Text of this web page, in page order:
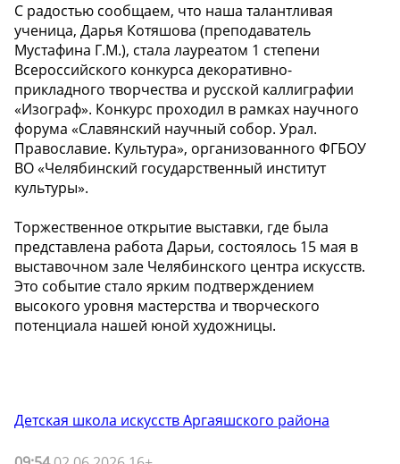
С радостью сообщаем, что наша талантливая
ученица, Дарья Котяшова (преподаватель
Мустафина Г.М.), стала лауреатом 1 степени
Всероссийского конкурса декоративно-
прикладного творчества и русской каллиграфии
«Изограф». Конкурс проходил в рамках научного
форума «Славянский научный собор. Урал.
Православие. Культура», организованного ФГБОУ
ВО «Челябинский государственный институт
культуры».
Торжественное открытие выставки, где была
представлена работа Дарьи, состоялось 15 мая в
выставочном зале Челябинского центра искусств.
Это событие стало ярким подтверждением
высокого уровня мастерства и творческого
потенциала нашей юной художницы.
Детская школа искусств Аргаяшского района